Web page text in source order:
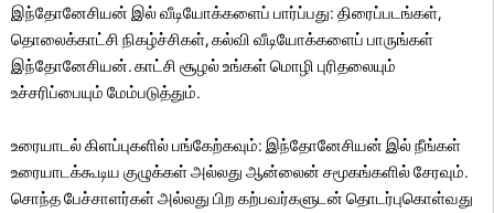
இந்தோனேசியன் இல் வீடியோக்களைப் பார்ப்பது: திரைப்படங்கள்,
தொலைக்காட்சி நிகழ்ச்சிகள், கல்வி வீடியோக்களைப் பாருங்கள்
இந்தோனேசியன். காட்சி சூழல் உங்கள் மொழி புரிதலையும்
உச்சரிப்பையும் மேம்படுத்தும்.
உரையாடல் கிளப்புகளில் பங்கேற்கவும்: இந்தோனேசியன் இல் நீங்கள்
உரையாடக்கூடிய குழுக்கள் அல்லது ஆன்லைன் சமூகங்களில் சேரவும்.
சொந்த பேச்சாளர்கள் அல்லது பிற கற்பவர்களுடன் தொடர்புகொள்வது